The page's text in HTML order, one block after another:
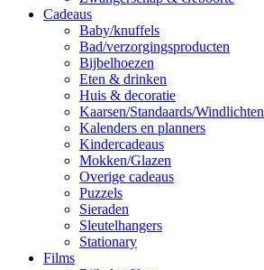
Cadeaus
Baby/knuffels
Bad/verzorgingsproducten
Bijbelhoezen
Eten & drinken
Huis & decoratie
Kaarsen/Standaards/Windlichten
Kalenders en planners
Kindercadeaus
Mokken/Glazen
Overige cadeaus
Puzzels
Sieraden
Sleutelhangers
Stationary
Films